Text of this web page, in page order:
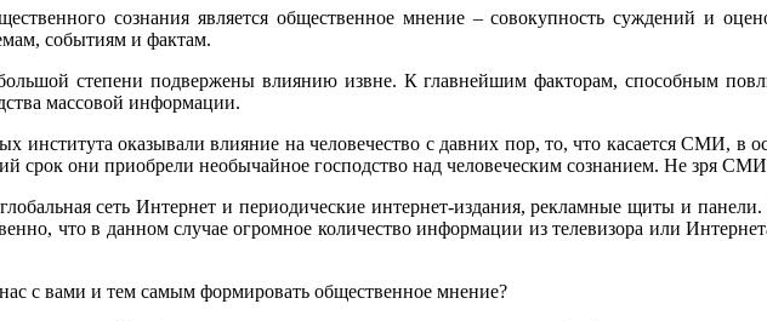
сознания является общественное мнение – совокупность суждений и
событиям и фактам.
степени подвержены влиянию извне. К главнейшим факторам, способным
массовой информации.
института оказывали влияние на человечество с давних пор, то, что касается СМИ, в
срок они приобрели необычайное господство над человеческим сознанием. Не зря
сеть Интернет и периодические интернет-издания, рекламные щиты и
что в данном случае огромное количество информации из телевизора или
с вами и тем самым формировать общественное мнение?